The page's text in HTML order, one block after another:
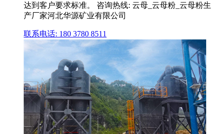
达到客户要求标准。 咨询热线: 云母_云母粉_云母粉生
产厂家河北华源矿业有限公司
联系电话: 180 3780 8511